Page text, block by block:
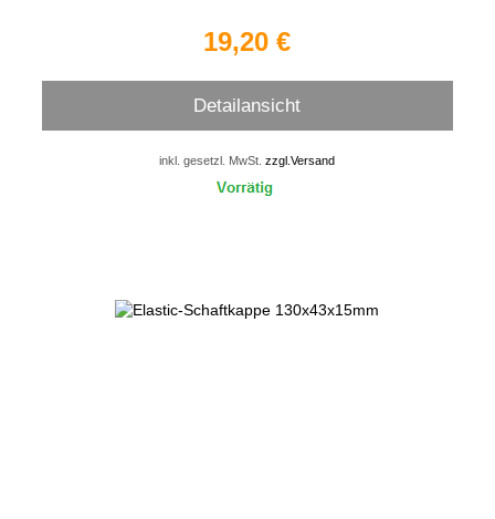
19,20 €
Detailansicht
inkl. gesetzl. MwSt.zzgl.Versand